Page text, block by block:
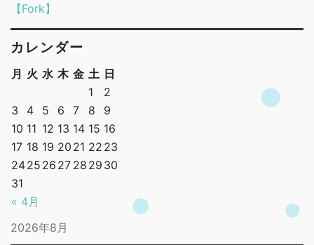
【Fork】
カレンダー
2026年8月
月 火 水 木 金 土 日
« 4月
1
2
3
4 5 6 7 8
9
10 11 12 13 14 15 16
17 18 19 20 21 22 23
2425 26 27 28 29 30
31